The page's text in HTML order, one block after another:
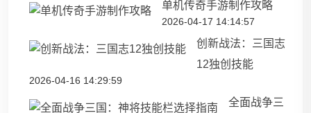
单机传奇手游制作攻略
2026-04-17 14:14:57
创新战法：三国志
12独创技能
2026-04-16 14:29:59
全面战争三